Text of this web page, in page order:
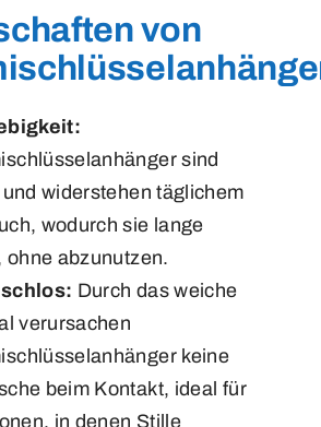
von
sind
widerstehen täglichem
wodurch sie lange
ohne abzunutzen.
Durch das weiche
verursachen
keine
beim Kontakt, ideal für
in denen Stille